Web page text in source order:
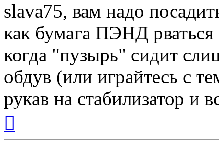
slava75, вам надо
как бумага ПЭНД рваться
когда "пузырь" сидит
обдув (или играйтесь с
рукав на стабилизатор и
началу